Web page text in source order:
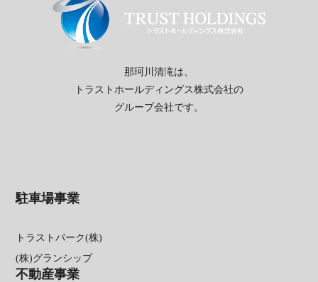
那珂川清滝は、
トラストホールディングス株式会社の
グループ会社です。
駐車場事業
トラストパーク(株)
(株)グランシップ
不動産事業